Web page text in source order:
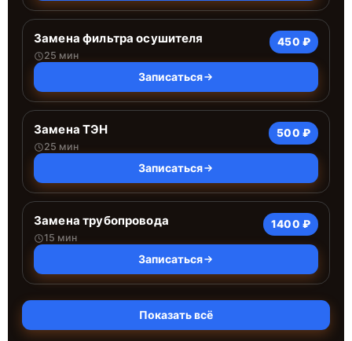
Замена фильтра осушителя
25 мин
450 ₽
Записаться
Замена ТЭН
25 мин
500 ₽
Записаться
Замена трубопровода
15 мин
1400 ₽
Записаться
Показать всё